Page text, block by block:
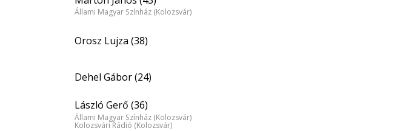
Állami Magyar Színház (Kolozsvár)
Orosz Lujza (38)
Dehel Gábor (24)
László Gerő (36)
Állami Magyar Színház (Kolozsvár)
Kolozsvári Rádió (Kolozsvár)